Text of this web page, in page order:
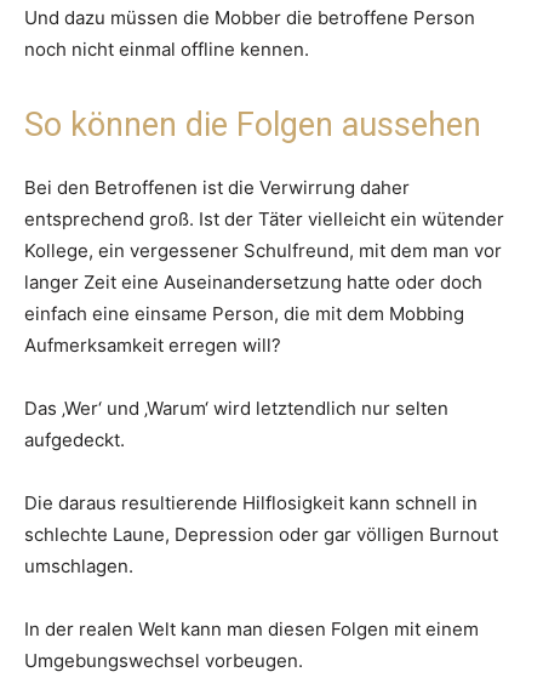
Und dazu müssen die Mobber die betroffene Person
noch nicht einmal offline kennen.
So können die Folgen aussehen
Bei den Betroffenen ist die Verwirrung daher
entsprechend groß. Ist der Täter vielleicht ein wütender
Kollege, ein vergessener Schulfreund, mit dem man vor
langer Zeit eine Auseinandersetzung hatte oder doch
einfach eine einsame Person, die mit dem Mobbing
Aufmerksamkeit erregen will?
Das ‚Wer‘ und ‚Warum‘ wird letztendlich nur selten
aufgedeckt.
Die daraus resultierende Hilflosigkeit kann schnell in
schlechte Laune, Depression oder gar völligen Burnout
umschlagen.
In der realen Welt kann man diesen Folgen mit einem
Umgebungswechsel vorbeugen.